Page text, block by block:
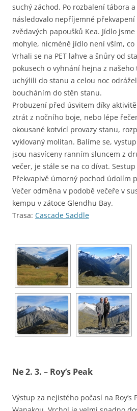
suchý záchod. Po rozbalení tábora
následovalo nepříjemné
zvědavých papoušků Kea. Jídlo
mohyle, nicméně jídlo není vším, co
Vrhali se na PET lahve a šnůry od
pokusech o vyhnání hejna z
uchýlili do stanu a celou noc
boucháním do stěn stanu.
Probuzení před úsvitem díky
ztrát z nočního boje, nebo lépe
okousané kotvící provazy stanu,
vyklovaný molitan. Balíme se,
jsou nasvíceny ranním sluncem z
večer, je stále se na co dívat.
Překvapivě úmorný pochod údolím
Večer odměna v podobě večeře v
kempu v zátoce Glendhu Bay.
Trasa: Cascade Saddle
Ne 2. 3. – Roy’s Peak
Výstup za nejistého počasí na Roy’s